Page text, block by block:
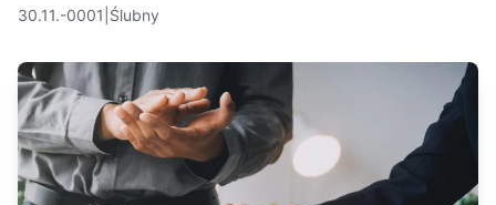
30.11.-0001 Ślubny